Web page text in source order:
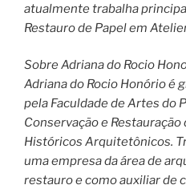
atualmente trabalha
Restauro de Papel em
Sobre Adriana do Rocio
Adriana do Rocio Honório é
pela Faculdade de Artes do
Conservação e
Históricos Arquitetônicos.
uma empresa da área de
restauro e como auxiliar de